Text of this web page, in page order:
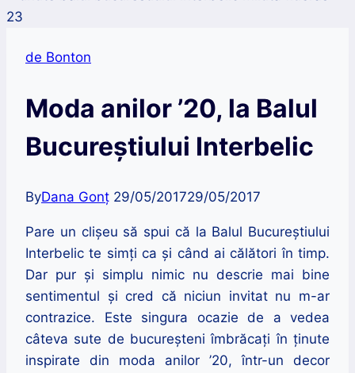
de Bonton
Moda anilor ’20, la Balul
Bucureștiului Interbelic
ByDana Gonț 29/05/201729/05/2017
Pare un clișeu să spui că la Balul Bucureștiului
Interbelic te simți ca și când ai călători în timp.
Dar pur și simplu nimic nu descrie mai bine
sentimentul și cred că niciun invitat nu m-ar
contrazice. Este singura ocazie de a vedea
câteva sute de bucureșteni îmbrăcați în ținute
inspirate din moda anilor ’20, într-un decor